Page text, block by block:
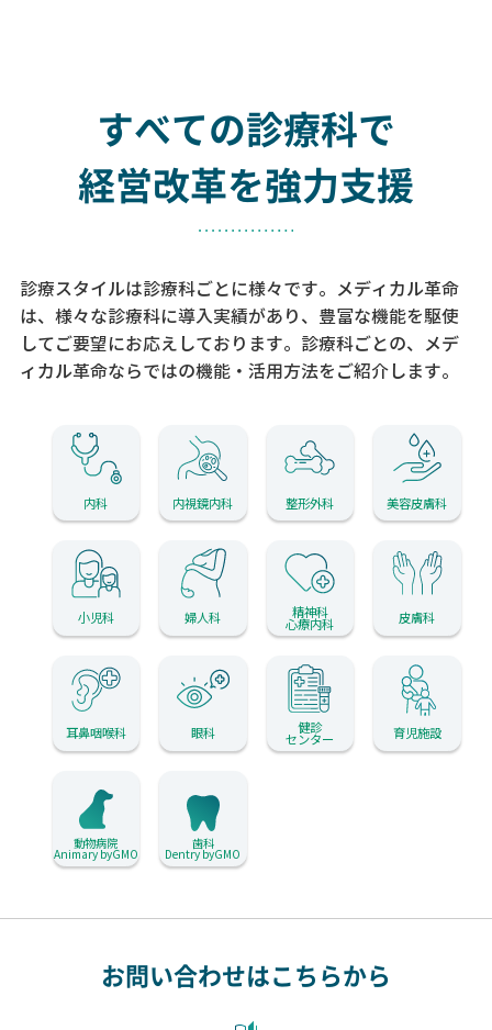
すべての診療科で
経営改革を強力支援
診療スタイルは診療科ごとに様々です。メディカル革命
は、様々な診療科に導入実績があり、 豊富な機能を駆使
してご要望にお応えしております。 診療科ごとの、メデ
ィカル革命ならではの機能・活用方法をご紹介します。
内科 内視鏡内科 整形外科 美容皮膚科
小児科 婦人科 精神科
心療内科 皮膚科
耳鼻咽喉科 眼科 健診
センター 育児施設
動物病院
Animary byGMO
歯科
Dentry byGMO
お問い合わせはこちらから